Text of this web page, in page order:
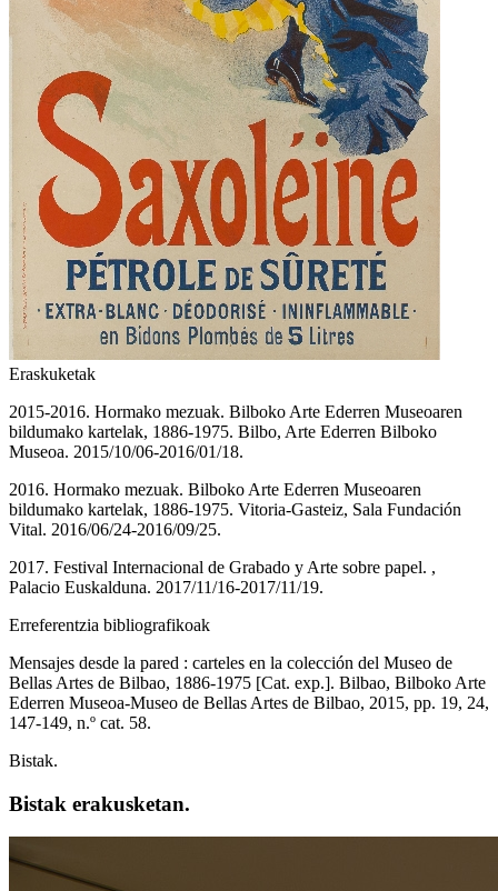
Eraskuketak
2015-2016. Hormako mezuak. Bilboko Arte Ederren Museoaren
bildumako kartelak, 1886-1975. Bilbo, Arte Ederren Bilboko
Museoa. 2015/10/06-2016/01/18.
2016. Hormako mezuak. Bilboko Arte Ederren Museoaren
bildumako kartelak, 1886-1975. Vitoria-Gasteiz, Sala Fundación
Vital. 2016/06/24-2016/09/25.
2017. Festival Internacional de Grabado y Arte sobre papel. ,
Palacio Euskalduna. 2017/11/16-2017/11/19.
Erreferentzia bibliografikoak
Mensajes desde la pared : carteles en la colección del Museo de
Bellas Artes de Bilbao, 1886-1975 [Cat. exp.]. Bilbao, Bilboko Arte
Ederren Museoa-Museo de Bellas Artes de Bilbao, 2015, pp. 19, 24,
147-149, n.º cat. 58.
Bistak.
Bistak erakusketan.